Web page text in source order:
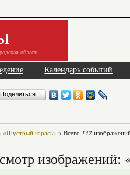
область
Календарь событий
Поделиться…
«Шустрый карась» » Всего 142
изображений: